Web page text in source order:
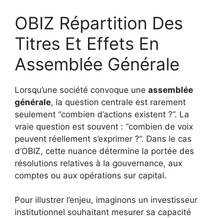
OBIZ Répartition Des
Titres Et Effets En
Assemblée Générale
Lorsqu’une société convoque une assemblée
générale, la question centrale est rarement
seulement “combien d’actions existent ?”. La
vraie question est souvent : “combien de voix
peuvent réellement s’exprimer ?”. Dans le cas
d’OBIZ, cette nuance détermine la portée des
résolutions relatives à la gouvernance, aux
comptes ou aux opérations sur capital.
Pour illustrer l’enjeu, imaginons un investisseur
institutionnel souhaitant mesurer sa capacité